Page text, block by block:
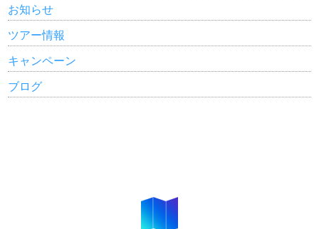
お知らせ
ツアー情報
キャンペーン
ブログ